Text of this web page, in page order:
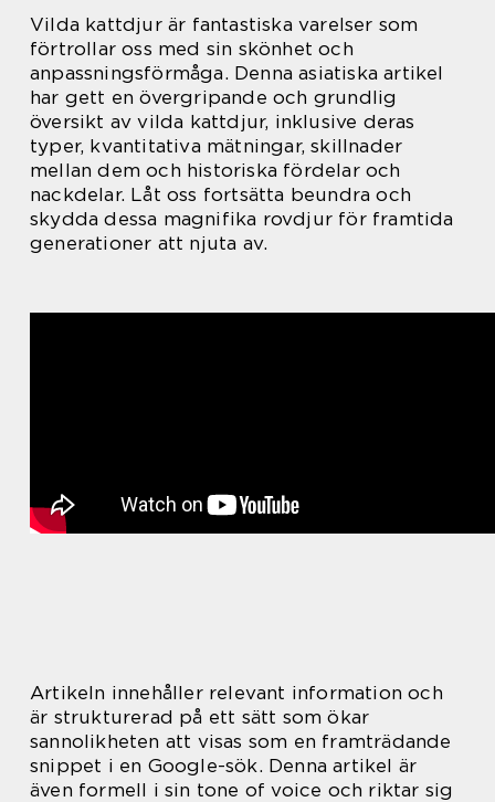
Vilda kattdjur är fantastiska varelser som
förtrollar oss med sin skönhet och
anpassningsförmåga. Denna asiatiska artikel
har gett en övergripande och grundlig
översikt av vilda kattdjur, inklusive deras
typer, kvantitativa mätningar, skillnader
mellan dem och historiska fördelar och
nackdelar. Låt oss fortsätta beundra och
skydda dessa magnifika rovdjur för framtida
generationer att njuta av.
Artikeln innehåller relevant information och
är strukturerad på ett sätt som ökar
sannolikheten att visas som en framträdande
snippet i en Google-sök. Denna artikel är
även formell i sin tone of voice och riktar sig